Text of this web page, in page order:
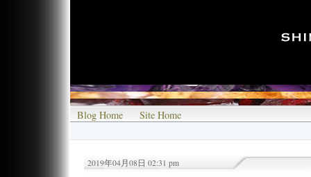
Blog Home Site Home
2019年04月08日 02:31 pm